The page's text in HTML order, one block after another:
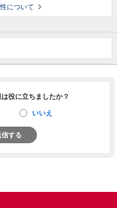
について
役に立ちましたか？
いいえ
信する